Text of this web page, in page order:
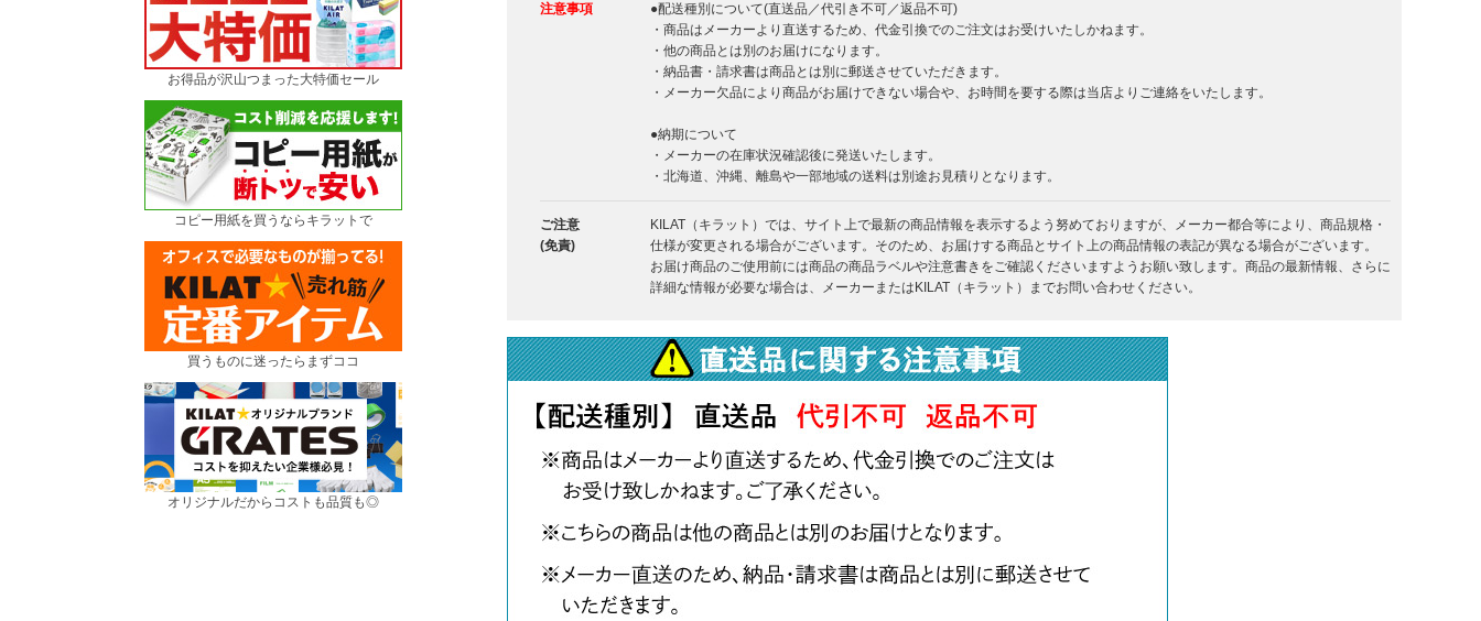
お得品が沢山つまった大特価セール
コピー用紙を買うならキラットで
買うものに迷ったらまずココ
オリジナルだからコストも品質も◎
注意事項
●配送種別について(直送品／代引き不可／返品不可)
・商品はメーカーより直送するため、代金引換でのご注文はお受けいたしかねます。
・他の商品とは別のお届けになります。
・納品書・請求書は商品とは別に郵送させていただきます。
・メーカー欠品により商品がお届けできない場合や、お時間を要する際は当店よりご連絡をいたします。
●納期について
・メーカーの在庫状況確認後に発送いたします。
・北海道、沖縄、離島や一部地域の送料は別途お見積りとなります。
ご注意
(免責)
KILAT（キラット）では、サイト上で最新の商品情報を表示するよう努めておりますが、メーカー都合等により、商品規格・
仕様が変更される場合がございます。そのため、お届けする商品とサイト上の商品情報の表記が異なる場合がございます。
お届け商品のご使用前には商品の商品ラベルや注意書きをご確認くださいますようお願い致します。商品の最新情報、さらに
詳細な情報が必要な場合は、メーカーまたはKILAT（キラット）までお問い合わせください。